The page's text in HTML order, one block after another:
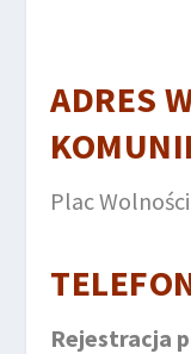
ADRES
Plac
Rejestracja